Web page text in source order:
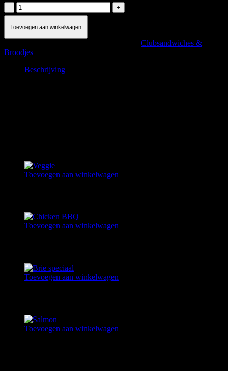
Truffle
chicken
aantal
Toevoegen aan winkelwagen
Clubsandwiches &
Broodjes
Beschrijving
Toevoegen aan winkelwagen
Toevoegen aan winkelwagen
Toevoegen aan winkelwagen
Toevoegen aan winkelwagen